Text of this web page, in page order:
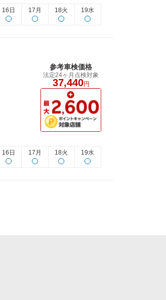
16日 17月 18火 19水
参考車検価格
法定24ヶ月点検対象
37,440円
16日 17月 18火 19水